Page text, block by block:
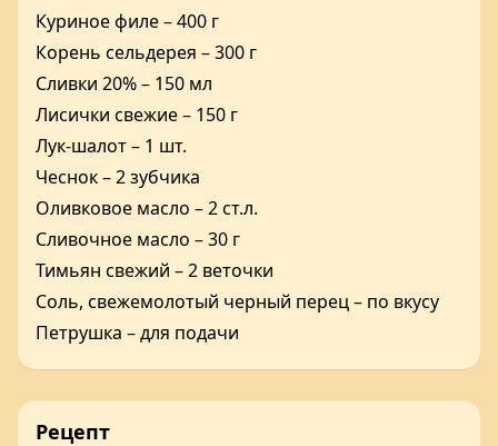
Куриное филе – 400 г
Корень сельдерея – 300 г
Сливки 20% – 150 мл
Лисички свежие – 150 г
Лук-шалот – 1 шт.
Чеснок – 2 зубчика
Оливковое масло – 2 ст.л.
Сливочное масло – 30 г
Тимьян свежий – 2 веточки
Соль, свежемолотый черный перец – по вкусу
Петрушка – для подачи
Рецепт